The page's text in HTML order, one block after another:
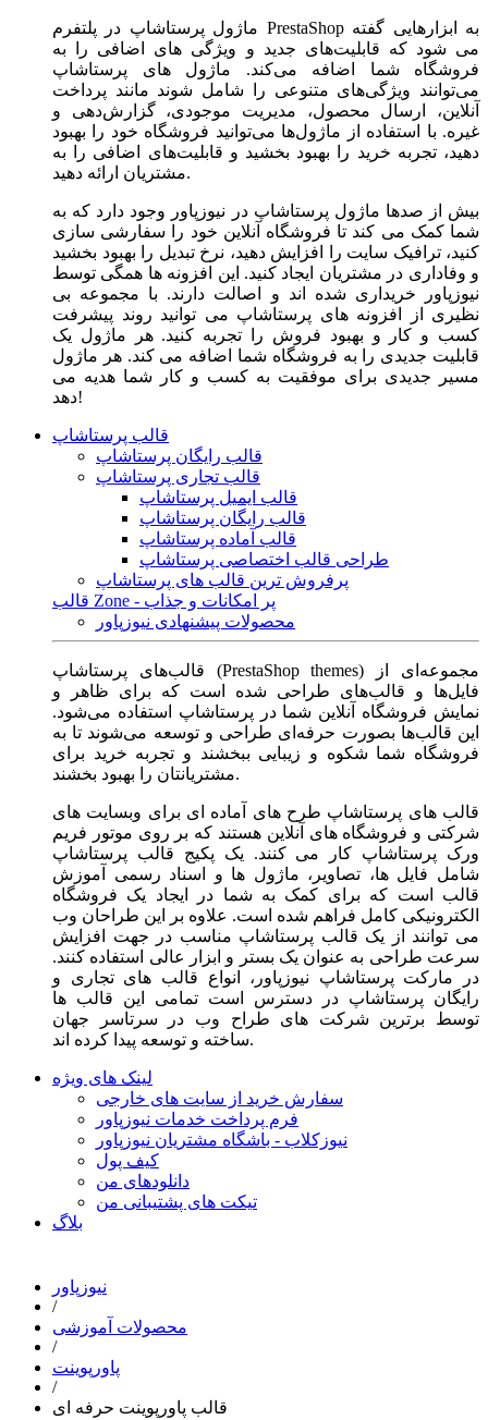
ماژول‌ پرستاشاپ در پلتفرم PrestaShop به ابزارهایی گفته
می شود که قابلیت‌های جدید و ویژگی های اضافی را به
فروشگاه شما اضافه می‌کند. ماژول های پرستاشاپ
می‌توانند ویژگی‌های متنوعی را شامل شوند مانند پرداخت
آنلاین، ارسال محصول، مدیریت موجودی، گزارش‌دهی و
غیره. با استفاده از ماژول‌ها می‌توانید فروشگاه خود را بهبود
دهید، تجربه خرید را بهبود بخشید و قابلیت‌های اضافی را به
مشتریان ارائه دهید.
بیش از صدها ماژول پرستاشاپ در نیوزپاور وجود دارد که به
شما کمک می کند تا فروشگاه آنلاین خود را سفارشی سازی
کنید، ترافیک سایت را افزایش دهید، نرخ تبدیل را بهبود بخشید
و وفاداری در مشتریان ایجاد کنید. این افزونه ها همگی توسط
نیوزپاور خریداری شده اند و اصالت دارند. با مجموعه بی
نظیری از افزونه های پرستاشاپ می توانید روند پیشرفت
کسب و کار و بهبود فروش را تجربه کنید. هر ماژول یک
قابلیت جدیدی را به فروشگاه شما اضافه می کند. هر ماژول
مسیر جدیدی برای موفقیت به کسب و کار شما هدیه می
دهد!
قالب پرستاشاپ
قالب رایگان پرستاشاپ
قالب تجاری پرستاشاپ
قالب ایمیل پرستاشاپ
قالب رایگان پرستاشاپ
قالب آماده پرستاشاپ
طراحی قالب اختصاصی پرستاشاپ
پرفروش ترین قالب های پرستاشاپ
قالب Zone - پر امکانات و جذاب
محصولات پیشنهادی نیوزپاور
قالب‌های پرستاشاپ (PrestaShop themes) مجموعه‌ای از
فایل‌ها و قالب‌های طراحی شده است که برای ظاهر و
نمایش فروشگاه آنلاین شما در پرستاشاپ استفاده می‌شود.
این قالب‌ها بصورت حرفه‌ای طراحی و توسعه می‌شوند تا به
فروشگاه شما شکوه و زیبایی ببخشند و تجربه خرید برای
مشتریانتان را بهبود بخشند.
قالب های پرستاشاپ طرح های آماده ای برای وبسایت های
شرکتی و فروشگاه های آنلاین هستند که بر روی موتور فریم
ورک پرستاشاپ کار می کنند. یک پکیج قالب پرستاشاپ
شامل فایل ها، تصاویر، ماژول ها و اسناد رسمی آموزش
قالب است که برای کمک به شما در ایجاد یک فروشگاه
الکترونیکی کامل فراهم شده است. علاوه بر این طراحان وب
می توانند از یک قالب پرستاشاپ مناسب در جهت افزایش
سرعت طراحی به عنوان یک بستر و ابزار عالی استفاده کنند.
در مارکت پرستاشاپ نیوزپاور، انواع قالب های تجاری و
رایگان پرستاشاپ در دسترس است تمامی این قالب ها
توسط برترین شرکت های طراح وب در سرتاسر جهان
ساخته و توسعه پیدا کرده اند.
لینک های ویژه
سفارش خرید از سایت های خارجی
فرم پرداخت خدمات نیوزپاور
نیوزکلاب - باشگاه مشتریان نیوزپاور
کیف پول
دانلودهای من
تیکت های پشتیبانی من
بلاگ
نیوزپاور
/
محصولات آموزشی
/
پاورپوینت
/
قالب پاورپوینت حرفه ای